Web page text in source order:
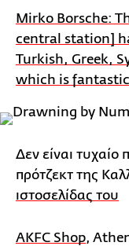
Mirko Borsche:
central station]
Turkish, Greek,
which is
Δεν είναι τυχαίο
πρότζεκτ της
ιστοσελίδας του
AKFC Shop,